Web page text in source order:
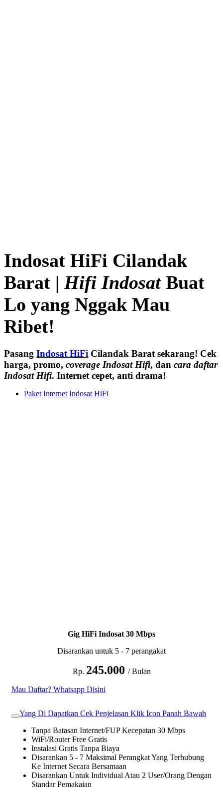
Indosat HiFi Cilandak
Barat |Hifi IndosatBuat
Lo yang Nggak Mau
Ribet!
Pasang Indosat HiFi Cilandak Barat sekarang! Cek
harga, promo, coverage Indosat Hifi, dan cara daftar
Indosat Hifi. Internet cepet, anti drama!
Paket Internet Indosat HiFi
Gig HiFi Indosat 30 Mbps
Disarankan untuk 5 - 7 perangakat
Rp. 245.000 / Bulan
Mau Daftar? Whatsapp Disini
Yang Di Dapatkan Cek Penjelasan Klik Icon Panah Bawah
Tanpa Batasan Internet/FUP Kecepatan 30 Mbps
WiFi/Router Free Gratis
Instalasi Gratis Tanpa Biaya
Disarankan 5 - 7 Maksimal Perangkat Yang Terhubung
Ke Internet Secara Bersamaan
Disarankan Untuk Individual Atau 2 User/Orang Dengan
Standar Pemakaian